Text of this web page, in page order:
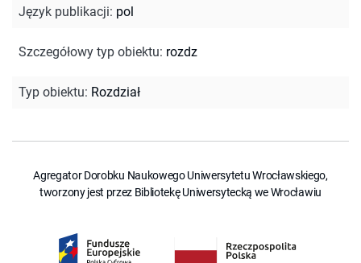
Język publikacji: pol
Szczegółowy typ obiektu: rozdz
Typ obiektu: Rozdział
Agregator Dorobku Naukowego Uniwersytetu Wrocławskiego,
tworzony jest przez Bibliotekę Uniwersytecką we Wrocławiu